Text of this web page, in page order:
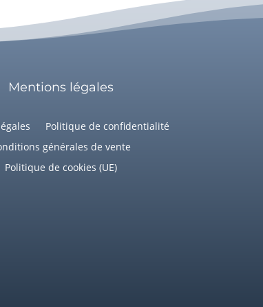
Mentions légales
Politique de confidentialité
générales de vente
Politique de cookies (UE)